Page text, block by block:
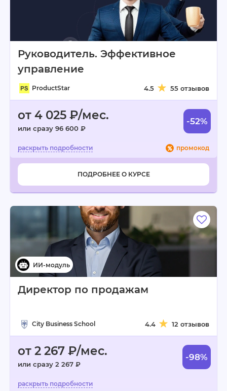
Руководитель. Эффективное
управление
ProductStar 4.5 55 отзывов
от 4 025 ₽/мес.
или сразу 96 600 ₽
-52%
промокод
ПОДРОБНЕЕ О КУРСЕ
Директор по продажам
City Business School 4.4 12 отзывов
от 2 267 ₽/мес.
или сразу 2 267 ₽
-98%